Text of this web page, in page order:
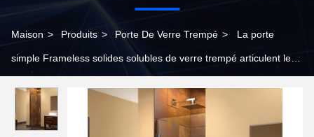
Maison > Produits > Porte De Verre Trempé > La porte
simple Frameless solides solubles de verre trempé articulent les